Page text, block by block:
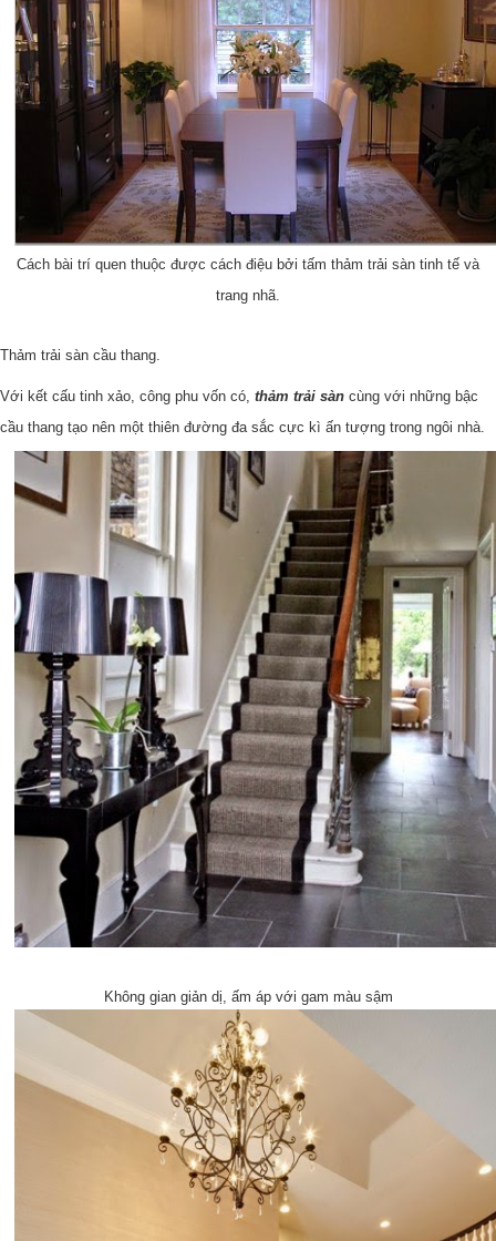
Cách bài trí quen thuộc được cách điệu bởi tấm thảm trải sàn tinh tế và
trang nhã.
Thảm trải sàn cầu thang.
Với kết cấu tinh xảo, công phu vốn có, thảm trải sàn cùng với những bậc
cầu thang tạo nên một thiên đường đa sắc cực kì ấn tượng trong ngôi nhà.
Không gian giản dị, ấm áp với gam màu sậm